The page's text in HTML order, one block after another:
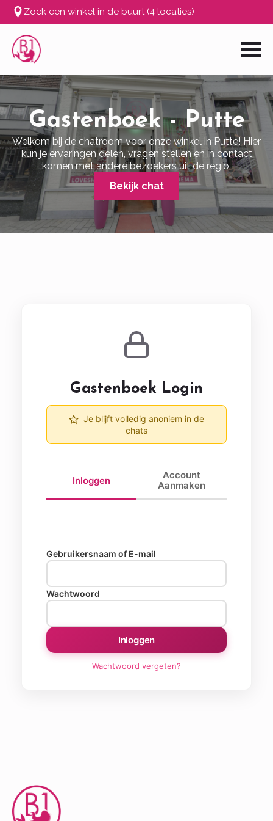
Zoek een winkel in de buurt (4 locaties)
Gastenboek - Putte
Welkom bij de chatroom voor onze winkel in Putte! Hier
kun je ervaringen delen, vragen stellen en in contact
komen met andere bezoekers uit de regio.
Bekijk chat
Gastenboek Login
Je blijft volledig anoniem in de
chats
Inloggen
Account
Aanmaken
Gebruikersnaam of E-mail
Wachtwoord
Inloggen
Wachtwoord vergeten?